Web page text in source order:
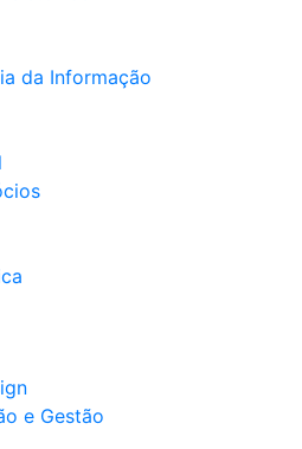
da Informação
e Gestão